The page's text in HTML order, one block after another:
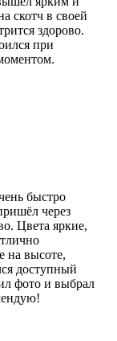
скотч в своей
здорово.
при
быстро
через
Цвета яркие,
на высоте,
доступный
фото и выбрал